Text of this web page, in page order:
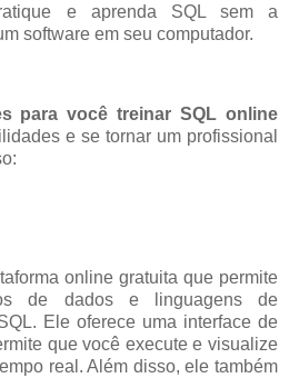
e aprenda SQL sem a
software em seu computador.
para você treinar SQL online
e se tornar um profissional
online gratuita que permite
de dados e linguagens de
Ele oferece uma interface de
que você execute e visualize
real. Além disso, ele também